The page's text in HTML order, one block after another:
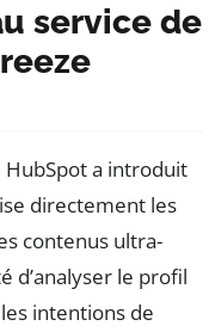
service de
HubSpot a introduit
directement les
contenus ultra-
d’analyser le profil
intentions de